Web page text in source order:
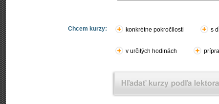
Chcem kurzy: konkrétne pokročilosti s
v určitých hodinách